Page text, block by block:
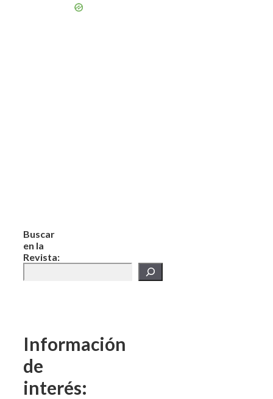
Buscar
en la
Revista:
Información
de
interés: